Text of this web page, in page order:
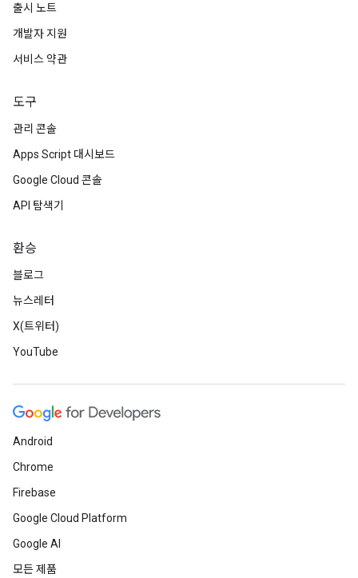
출시 노트
개발자 지원
서비스 약관
도구
관리 콘솔
Apps Script 대시보드
Google Cloud 콘솔
API 탐색기
환승
블로그
뉴스레터
X(트위터)
YouTube
Android
Chrome
Firebase
Google Cloud Platform
Google AI
모든 제품